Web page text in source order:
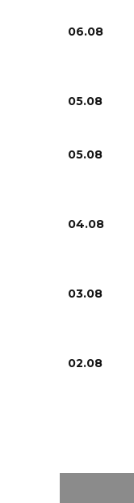
06.08
05.08
05.08
04.08
03.08
02.08